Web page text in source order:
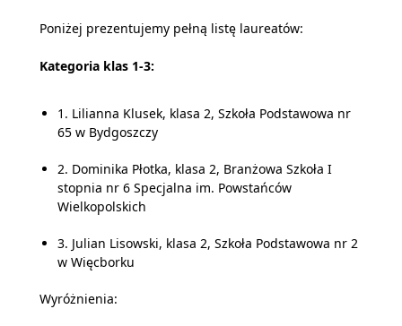
Poniżej prezentujemy pełną listę laureatów:
Kategoria klas 1-3:
1. Lilianna Klusek, klasa 2, Szkoła Podstawowa nr
65 w Bydgoszczy
2. Dominika Płotka, klasa 2, Branżowa Szkoła I
stopnia nr 6 Specjalna im. Powstańców
Wielkopolskich
3. Julian Lisowski, klasa 2, Szkoła Podstawowa nr 2
w Więcborku
Wyróżnienia: